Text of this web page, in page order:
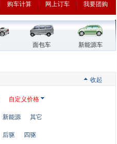
购车计算 网上订车 我要团购
面包车 新能源车
收起
自定义价格
新能源 其它
后驱 四驱